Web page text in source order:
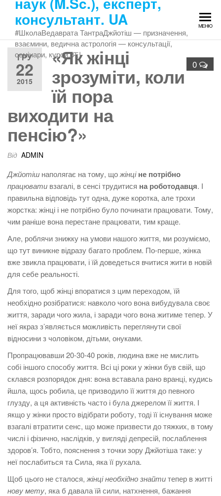
Перейти
змістуконсультант. UA
#ШколаВедаврата ТантраДжйотіш — призначення,
взаємини, ведична астрологія — консультації,
семінари, курси. Ԙ!
МЕНЮ
ГРУ
22
2015
0
«Як жінці
зрозуміти, коли
їй пора
виходити на
пенсію?»
Від ADMIN
Джйотіш наполягає на тому, щожінці не потрібно
працювати взагалі, в сенсі трудитися на роботодавця. І
правильна відповідь тут одна, дуже коротка, але трохи
жорстка: жінці і не потрібно було починати працювати. Тому,
чим раніше вона перестане працювати, тим краще.
Але, роблячи знижку на умови нашого життя, ми розуміємо,
що тут виникне відразу багато проблем. По-перше, жінка
вже звикла працювати, і їй доведеться вчитися жити в новій
для себе реальності.
Для того, щоб жінці впоратися з цим переходом, їй
необхідно розібратися: навколо чого вона вибудувала своє
життя, заради чого жила, і заради чого вона житиме тепер. У
неї якраз з’являється можливість переглянути свої
відносини з чоловіком, дітьми, онуками.
Пропрацювавши 20-30-40 років, людина вже не мислить
собі іншого способу життя. Всі ці роки у жінки був свій, що
склався розпорядок дня: вона вставала рано вранці, кудись
йшла, щось робила, це призводило її життя до певного
глузду, а ця активність часто і була джерелом її життя. І
якщо у жінки просто відібрати роботу, тоді її існування може
взагалі втратити сенс, що може призвести до тяжких, в тому
числі і фізично, наслідків, у вигляді депресій, послаблення
здоров’я. Тобто, пояснення з точки зору Джйотіша таке: у
неї послабиться та Сила, яка її рухала.
Щоб цього не сталося, жінці необхіднознайтитепер в житті
нову мету, яка б давала їй сили, натхнення, бажання